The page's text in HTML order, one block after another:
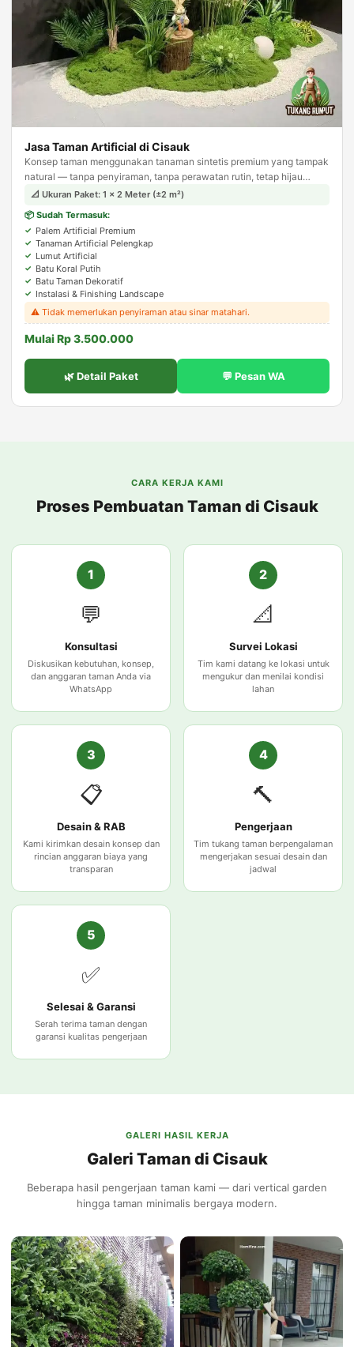
Jasa Taman Artificial di Cisauk
Konsep taman menggunakan tanaman sintetis premium yang tampak
natural — tanpa penyiraman, tanpa perawatan rutin, tetap hijau
sepanjang tahun. Solusi ideal untuk area indoor.
📐 Ukuran Paket: 1 × 2 Meter (±2 m²)
📦 Sudah Termasuk:
Palem Artificial Premium
Tanaman Artificial Pelengkap
Lumut Artificial
Batu Koral Putih
Batu Taman Dekoratif
Instalasi & Finishing Landscape
⚠️ Tidak memerlukan penyiraman atau sinar matahari.
Mulai Rp 3.500.000
🌿 Detail Paket 💬 Pesan WA
CARA KERJA KAMI
Proses Pembuatan Taman di Cisauk
1
💬
Konsultasi
Diskusikan kebutuhan, konsep,
dan anggaran taman Anda via
WhatsApp
2
📐
Survei Lokasi
Tim kami datang ke lokasi untuk
mengukur dan menilai kondisi
lahan
3
📋
Desain & RAB
Kami kirimkan desain konsep dan
rincian anggaran biaya yang
transparan
4
🔨
Pengerjaan
Tim tukang taman berpengalaman
mengerjakan sesuai desain dan
jadwal
5
✅
Selesai & Garansi
Serah terima taman dengan
garansi kualitas pengerjaan
GALERI HASIL KERJA
Galeri Taman di Cisauk
Beberapa hasil pengerjaan taman kami — dari vertical garden
hingga taman minimalis bergaya modern.